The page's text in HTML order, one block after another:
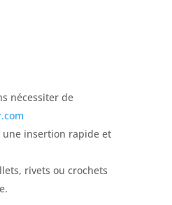
nécessiter de
insertion rapide et
rivets ou crochets